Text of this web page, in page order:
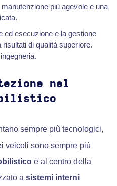
più agevole e una
ed esecuzione e la gestione
di qualità superiore.
ingegneria.
nel
sempre più tecnologici,
veicoli sono sempre più
è al centro della
a sistemi interni